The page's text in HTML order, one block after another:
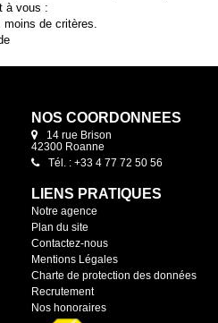
à vous :
moins de critères.
NOS COORDONNÉES
14 rue Brison
42300 Roanne
Tél. : +33 4 77 72 50 56
LIENS PRATIQUES
Notre agence
Plan du site
Contactez-nous
Mentions Légales
Charte de protection des données
Recrutement
Nos honoraires